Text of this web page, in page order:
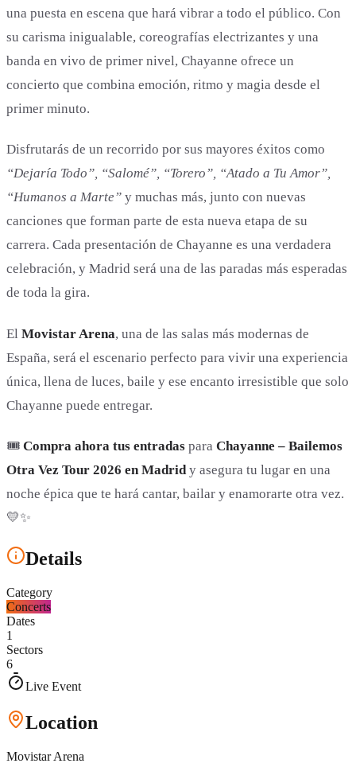
una puesta en escena que hará vibrar a todo el público. Con
su carisma inigualable, coreografías electrizantes y una
banda en vivo de primer nivel, Chayanne ofrece un
concierto que combina emoción, ritmo y magia desde el
primer minuto.
Disfrutarás de un recorrido por sus mayores éxitos como
“Dejaría Todo”, “Salomé”, “Torero”, “Atado a Tu Amor”,
“Humanos a Marte” y muchas más, junto con nuevas
canciones que forman parte de esta nueva etapa de su
carrera. Cada presentación de Chayanne es una verdadera
celebración, y Madrid será una de las paradas más esperadas
de toda la gira.
El Movistar Arena, una de las salas más modernas de
España, será el escenario perfecto para vivir una experiencia
única, llena de luces, baile y ese encanto irresistible que solo
Chayanne puede entregar.
🎟️ Compra ahora tus entradas para Chayanne – Bailemos
Otra Vez Tour 2026 en Madridy asegura tu lugar en una
noche épica que te hará cantar, bailar y enamorarte otra vez.
💛✨
Details
Category
Concerts
Dates
1
Sectors
6
Live Event
Location
Movistar Arena